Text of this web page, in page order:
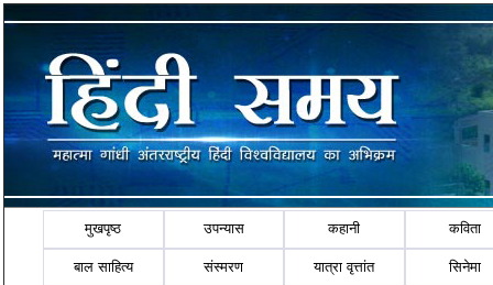
मुखपृष्ठ उपन्यास कहानी कविता
बाल साहित्य संस्मरण यात्रा वृत्तांत सिनेमा